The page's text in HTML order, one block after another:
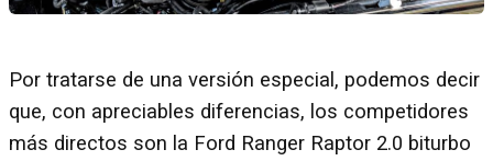
Por tratarse de una versión especial, podemos decir
que, con apreciables diferencias, los competidores
más directos son la Ford Ranger Raptor 2.0 biturbo